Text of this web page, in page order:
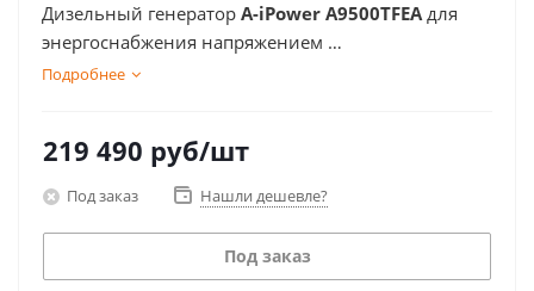
Дизельный генератор A-iPower A9500TFEAдля
энергоснабжения напряжением
230В и 400В частного дома
Подробнее
219 490 руб/шт
Под заказ Нашли дешевле?
Под заказ